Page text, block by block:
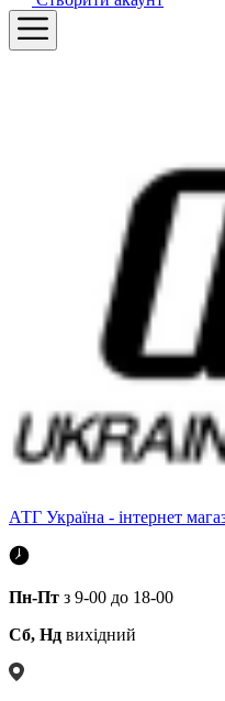
АТГ Україна - інтернет
Пн-Пт з 9-00 до 18-00
Сб, Нд вихідний